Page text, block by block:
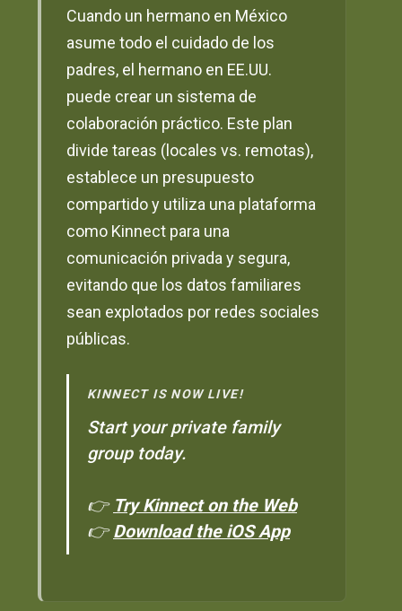
Cuando un hermano en México
asume todo el cuidado de los
padres, el hermano en EE.UU.
puede crear un sistema de
colaboración práctico. Este plan
divide tareas (locales vs. remotas),
establece un presupuesto
compartido y utiliza una plataforma
como Kinnect para una
comunicación privada y segura,
evitando que los datos familiares
sean explotados por redes sociales
públicas.
KINNECT IS NOW LIVE!
Start your private family
group today.
👉 Try Kinnect on the Web
👉Download the iOS App